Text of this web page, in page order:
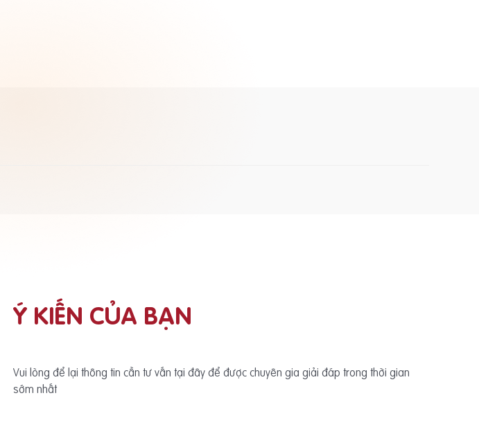
Ý KIẾN CỦA BẠN
Vui lòng để lại thông tin cần tư vấn tại đây để được chuyên gia giải đáp trong thời gian
sớm nhất